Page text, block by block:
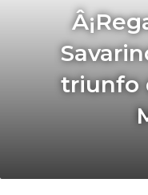
triunfo